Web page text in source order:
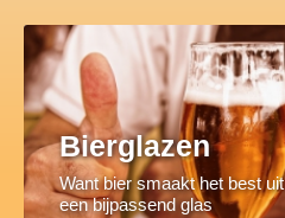
Bierglazen
Want bier smaakt het best uit
een bijpassend glas